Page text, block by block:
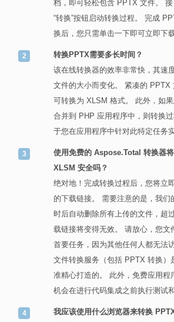
档，即可轻松包含 PPTX 文件。
“转换”按钮启动转换过程。 完成
换后，您只需单击一下即可立即下
转换PPTX需要多长时间？
该在线转换器的效率非常快，其速
文件的大小而变化。 紧凑的 PPTX
可转换为 XLSM 格式。 此外，如
合并到 PHP 应用程序中，则转换
于您在应用程序中针对此特定任务
使用免费的 Aspose.Total 转换器
XLSM 安全吗？
绝对地！完成转换过程后，您将立
的下载链接。 需要注意的是，我们
时后自动删除所有上传的文件，超
载链接将变得无效。 请放心，您文
首要任务，因为其他任何人都无法
文件转换服务（包括 PPTX 转换）
准精心打造的。 此外，免费应用程
机会在进行代码集成之前执行测试
我应该使用什么浏览器来转换